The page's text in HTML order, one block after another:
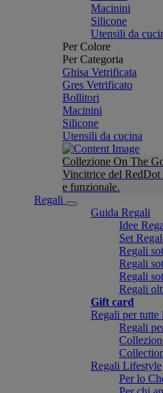
Macinini
Silicone
Utensili da
Per Colore
Per Categoria
Ghisa Vetrificata
Gres Vetrificato
Bollitori
Macinini
Silicone
Utensili da cucina
Collezione On The
Vincitrice del RedDot
e funzionale.
Regali
Guida Regali
Idee
Set
Regali
Regali
Regali
Regali
Gift card
Regali per tutte
Regali
Regali Lifestyle
Per lo